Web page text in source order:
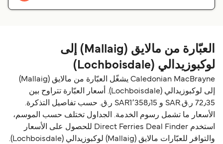
العبّارة من مالايق (Mallaig) إلى
لوكبوزيدالي (Lochboisdale)
Caledonian MacBrayne يشغّل العبّارة من مالايق (Mallaig)
إلى لوكبوزيدالي (Lochboisdale). أسعار العبّارة تتراوح بين
72٫35 ر.ق.‏SAR و SAR1٬358٫15 ر.ق.‏ حسب تفاصيل التذكرة.
الأسعار ما تشمل رسوم الخدمة. الجداول تختلف حسب الموسم،
استخدم Direct Ferries Deal Finder للحصول على الأسعار
والتوافر للعبّارات مالايق (Mallaig) لوكبوزيدالي (Lochboisdale).